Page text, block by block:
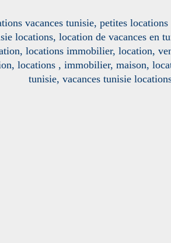
vacances tunisie, petites
locations, location de vacances en
locations immobilier, location,
locations , immobilier, maison,
tunisie, vacances tunisie